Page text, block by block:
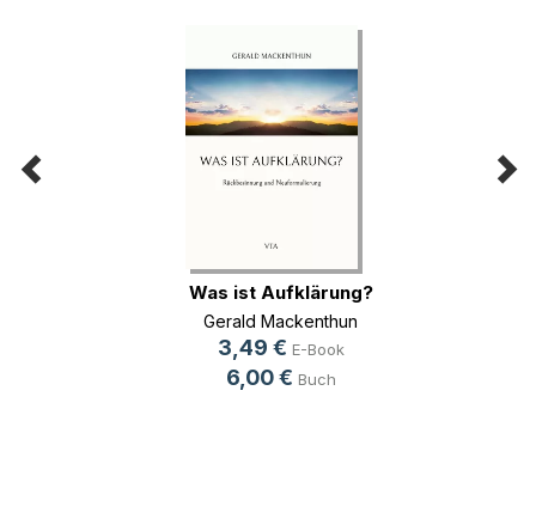
Was ist Aufklärung?
Gerald Mackenthun
3,49 € E-Book
6,00 € Buch